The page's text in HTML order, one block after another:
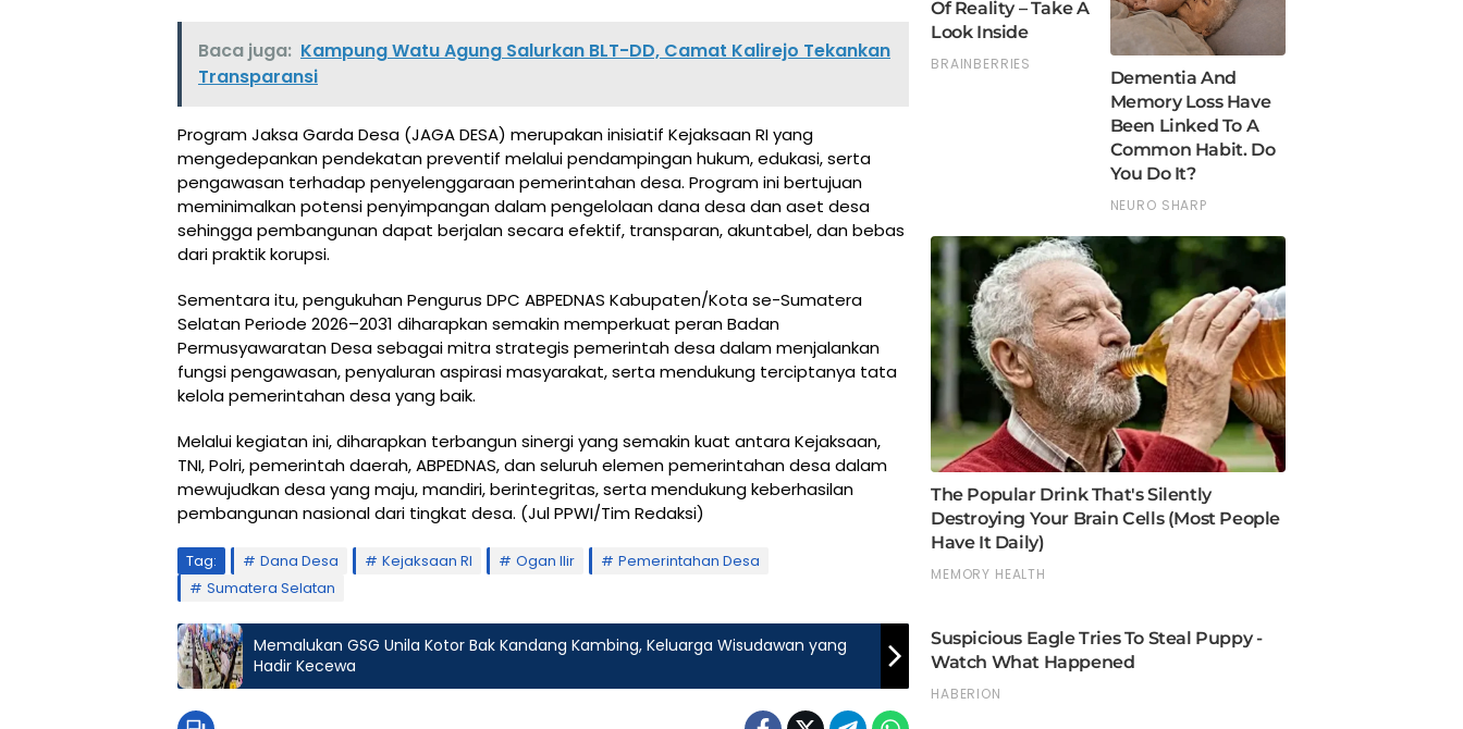
Baca juga: Kampung Watu Agung Salurkan BLT-DD, Camat Kalirejo Tekankan
Transparansi
Program Jaksa Garda Desa (JAGA DESA) merupakan inisiatif Kejaksaan RI yang
mengedepankan pendekatan preventif melalui pendampingan hukum, edukasi, serta
pengawasan terhadap penyelenggaraan pemerintahan desa. Program ini bertujuan
meminimalkan potensi penyimpangan dalam pengelolaan dana desa dan aset desa
sehingga pembangunan dapat berjalan secara efektif, transparan, akuntabel, dan bebas
dari praktik korupsi.
Sementara itu, pengukuhan Pengurus DPC ABPEDNAS Kabupaten/Kota se-Sumatera
Selatan Periode 2026–2031 diharapkan semakin memperkuat peran Badan
Permusyawaratan Desa sebagai mitra strategis pemerintah desa dalam menjalankan
fungsi pengawasan, penyaluran aspirasi masyarakat, serta mendukung terciptanya tata
kelola pemerintahan desa yang baik.
Melalui kegiatan ini, diharapkan terbangun sinergi yang semakin kuat antara Kejaksaan,
TNI, Polri, pemerintah daerah, ABPEDNAS, dan seluruh elemen pemerintahan desa dalam
mewujudkan desa yang maju, mandiri, berintegritas, serta mendukung keberhasilan
pembangunan nasional dari tingkat desa. (Jul PPWI/Tim Redaksi)
Tag: Dana Desa Kejaksaan RI Ogan Ilir
Pemerintahan Desa
Sumatera Selatan
Memalukan GSG Unila Kotor Bak Kandang Kambing, Keluarga Wisudawan yang
Hadir Kecewa